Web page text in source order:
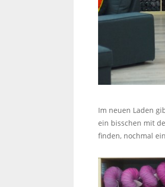
Im neuen Laden
ein bisschen mit
finden, nochmal